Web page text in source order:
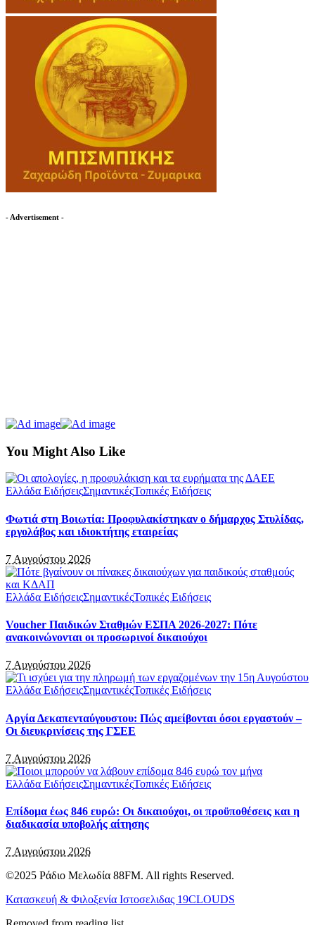
- Advertisement -
You Might Also Like
Ελλάδα ΕιδήσειςΣημαντικέςΤοπικές Ειδήσεις
Φωτιά στη Βοιωτία: Προφυλακίστηκαν ο δήμαρχος Στυλίδας,
εργολάβος και ιδιοκτήτης εταιρείας
7 Αυγούστου 2026
Ελλάδα ΕιδήσειςΣημαντικέςΤοπικές Ειδήσεις
Voucher Παιδικών Σταθμών ΕΣΠΑ 2026-2027: Πότε
ανακοινώνονται οι προσωρινοί δικαιούχοι
7 Αυγούστου 2026
Ελλάδα ΕιδήσειςΣημαντικέςΤοπικές Ειδήσεις
Αργία Δεκαπενταύγουστου: Πώς αμείβονται όσοι εργαστούν –
Οι διευκρινίσεις της ΓΣΕΕ
7 Αυγούστου 2026
Ελλάδα ΕιδήσειςΣημαντικέςΤοπικές Ειδήσεις
Επίδομα έως 846 ευρώ: Οι δικαιούχοι, οι προϋποθέσεις και η
διαδικασία υποβολής αίτησης
7 Αυγούστου 2026
©2025 Ράδιο Μελωδία 88FM. All rights Reserved.
Κατασκευή & Φιλοξενία Ιστοσελιδας 19CLOUDS